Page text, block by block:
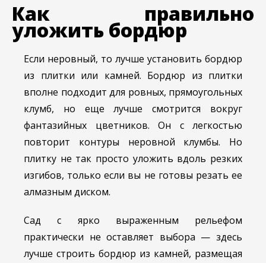
Как правильно
уложить бордюр
Если неровный, то лучше установить бордюр
из плитки или камней. Бордюр из плитки
вполне подходит для ровных, прямоугольных
клумб, но еще лучше смотрится вокруг
фантазийных цветников. Он с легкостью
повторит контуры неровной клумбы. Но
плитку не так просто уложить вдоль резких
изгибов, только если вы не готовы резать ее
алмазным диском.
Сад с ярко выраженным рельефом
практически не оставляет выбора — здесь
лучше строить бордюр из камней, размещая